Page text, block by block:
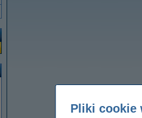
Pliki cookie